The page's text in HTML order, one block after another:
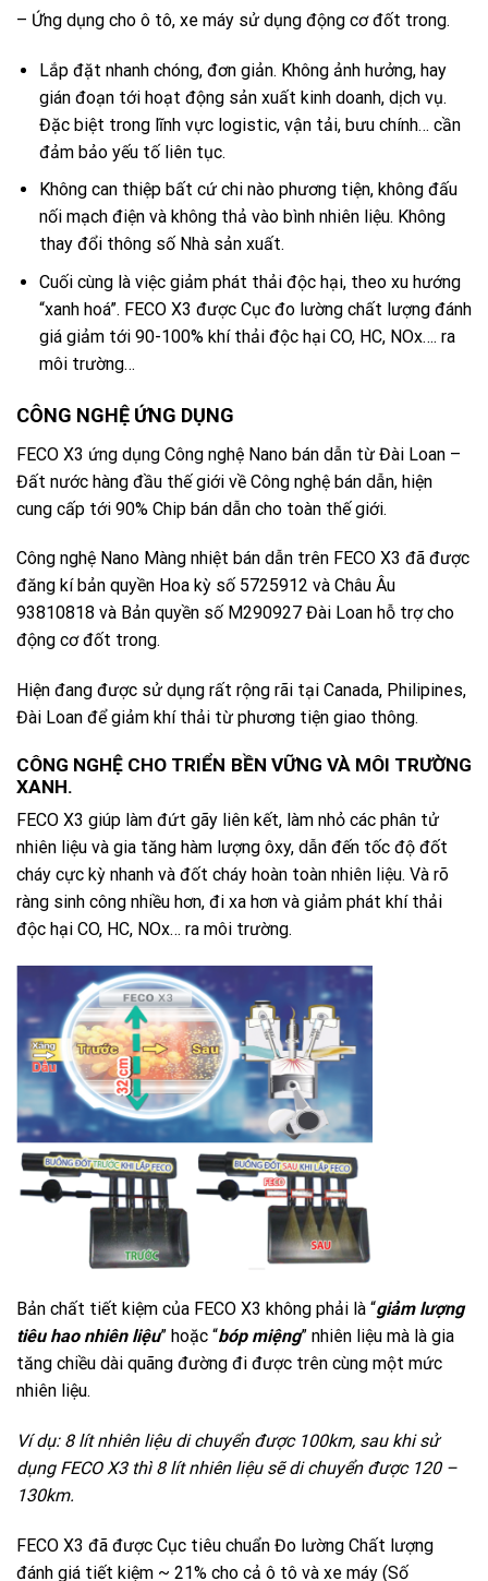
– Ứng dụng cho ô tô, xe máy sử dụng động cơ đốt trong.
Lắp đặt nhanh chóng, đơn giản. Không ảnh hưởng, hay
gián đoạn tới hoạt động sản xuất kinh doanh, dịch vụ.
Đặc biệt trong lĩnh vực logistic, vận tải, bưu chính… cần
đảm bảo yếu tố liên tục.
Không can thiệp bất cứ chi nào phương tiện, không đấu
nối mạch điện và không thả vào bình nhiên liệu. Không
thay đổi thông số Nhà sản xuất.
Cuối cùng là việc giảm phát thải độc hại, theo xu hướng
“xanh hoá”. FECO X3 được Cục đo lường chất lượng đánh
giá giảm tới 90-100% khí thải độc hại CO, HC, NOx…. ra
môi trường…
CÔNG NGHỆ ỨNG DỤNG
FECO X3 ứng dụng Công nghệ Nano bán dẫn từ Đài Loan –
Đất nước hàng đầu thế giới về Công nghệ bán dẫn, hiện
cung cấp tới 90% Chip bán dẫn cho toàn thế giới.
Công nghệ Nano Màng nhiệt bán dẫn trên FECO X3 đã được
đăng kí bản quyền Hoa kỳ số 5725912 và Châu Âu
93810818 và Bản quyền số M290927 Đài Loan hỗ trợ cho
động cơ đốt trong.
Hiện đang được sử dụng rất rộng rãi tại Canada, Philipines,
Đài Loan để giảm khí thải từ phương tiện giao thông.
CÔNG NGHỆ CHO TRIỂN BỀN VỮNG VÀ MÔI TRƯỜNG
XANH.
FECO X3 giúp làm đứt gãy liên kết, làm nhỏ các phân tử
nhiên liệu và gia tăng hàm lượng ôxy, dẫn đến tốc độ đốt
cháy cực kỳ nhanh và đốt cháy hoàn toàn nhiên liệu. Và rõ
ràng sinh công nhiều hơn, đi xa hơn và giảm phát khí thải
độc hại CO, HC, NOx… ra môi trường.
Bản chất tiết kiệm của FECO X3 không phải là “giảm lượng
tiêu hao nhiên liệu” hoặc “bóp miệng” nhiên liệu mà là gia
tăng chiều dài quãng đường đi được trên cùng một mức
nhiên liệu.
Ví dụ: 8 lít nhiên liệu di chuyển được 100km, sau khi sử
dụng FECO X3 thì 8 lít nhiên liệu sẽ di chuyển được 120 –
130km.
FECO X3 đã được Cục tiêu chuẩn Đo lường Chất lượng
đánh giá tiết kiệm ~ 21% cho cả ô tô và xe máy (Số